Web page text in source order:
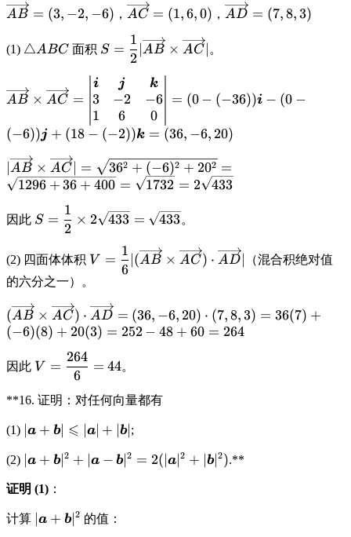
\displaystyle
\overrightarrow{AB}
= (3, -2, -6)
AB = (3, −2, −6) ， \displaystyle
\overrightarrow{AC}
= (1, 6, 0)
AC = (1, 6,0) ， \displaystyle
AD = (7,8,3)
(1) \displaystyle
\triangle
△ABC 面积 \displaystyle S =
\frac{1}{2}
|\overrightarrow{AB}
\times
\overrightarrow{AC}|
S =
2
1
∣AB × AC 。
\displaystyle
\overrightarrow{AB}
\overrightarrow{AC}
\boldsymbol{i} &
\boldsymbol{j} &
& -2 & -6 \\ 1 & 6 &
0 \end{vmatrix} =
(-36))\boldsymbol{i}
- (0-
+ (18-
(-2))\boldsymbol{k}
= (36, -6, 20)
AB × AC =
i
3
1
j
−2
6
k
−6
0
= (0 − (−36))i − (0 −
(−6))j + (18 − (−2))k = (36, −6, 20)
\displaystyle
|\overrightarrow{AB}
\times
\overrightarrow{AC}|
= \sqrt{36^2 + (-6)^2
+ 20^2} = \sqrt{1296
+ 36 + 400} =
\sqrt{1732} =
AB × AC = 362 + (−6)2 + 202 =
1296 + 36 + 400 = 1732 = 2 433
因此 \displaystyle
S = \frac{1}
2\sqrt{433}
=
S =
2
1
× 2 433 =
\displaystyle
\sqrt{433}
433。
(2) 四面体体积 \displaystyle V =
\frac{1}{6} |
\times
\overrightarrow{AC})
\cdot
V =
6
1
(AB × AC) ⋅ AD
（混合积绝对值
的六分之一）。
\displaystyle
(\overrightarrow{AB}
\times
\overrightarrow{AC})
\cdot
\overrightarrow{AD}
= (36, -6, 20) \cdot (7,
8, 3) = 36(7) + (-6)(8)
+ 20(3) = 252 - 48 +
60 = 264
(AB × AC) ⋅ AD = (36, −6, 20) ⋅ (7,8,3) = 36(7) +
(−6)(8) + 20(3) = 252 − 48 + 60 = 264
因此 \displaystyle
V =
\frac{264}
{6} =
V =
6
264
= \displaystyle
44。
**16. 证明：对任何向量都有
(1) \displaystyle
\leqslant
|\boldsymbol{a}|+|\boldsymbol{b}|
a + b∣ ⩽ a∣ + ∣b∣ ;
(2) \displaystyle
|\boldsymbol{a}-\boldsymbol{b}|^2 =
2(|\boldsymbol{a}|^2+|\boldsymbol{b}|^2)
a + b∣ 2 + a − b∣2 = 2( ∣a ∣2 + b∣ 2).**
证明 (1) ：
计算 \displaystyle
a + b∣ 2 的值：